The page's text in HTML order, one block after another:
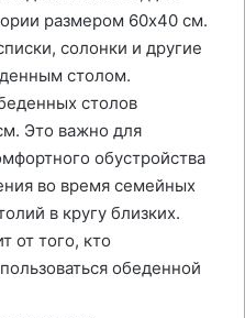
размером 60х40 см.
солонки и другие
столом.
столов
Это важно для
обустройства
во время семейных
в кругу близких.
от того, кто
обеденной